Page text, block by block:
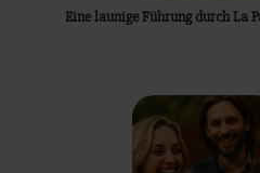
Eine launige Führung durch La